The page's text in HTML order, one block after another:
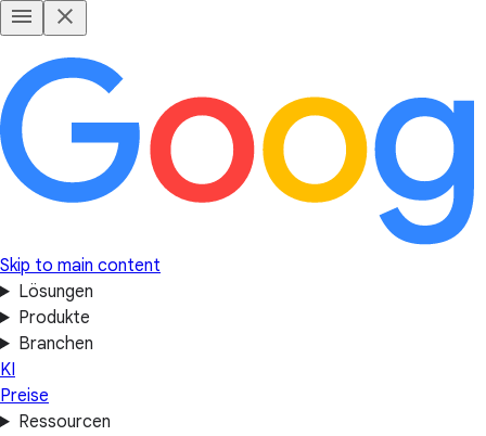
Skip to main content
Lösungen
Produkte
Branchen
KI
Preise
Ressourcen